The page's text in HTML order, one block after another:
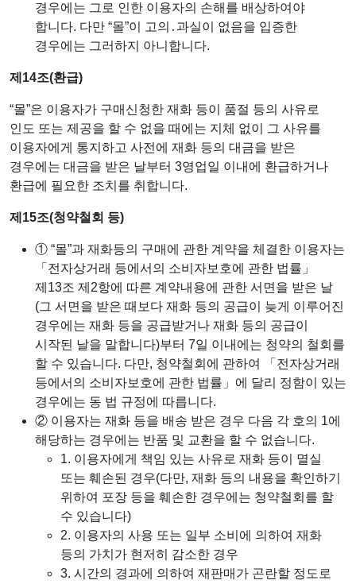
경우에는 그로 인한 이용자의 손해를 배상하여야
합니다. 다만 “몰”이 고의․과실이 없음을 입증한
경우에는 그러하지 아니합니다.
제14조(환급)
“몰”은 이용자가 구매신청한 재화 등이 품절 등의 사유로
인도 또는 제공을 할 수 없을 때에는 지체 없이 그 사유를
이용자에게 통지하고 사전에 재화 등의 대금을 받은
경우에는 대금을 받은 날부터 3영업일 이내에 환급하거나
환급에 필요한 조치를 취합니다.
제15조(청약철회 등)
① “몰”과 재화등의 구매에 관한 계약을 체결한 이용자는
「전자상거래 등에서의 소비자보호에 관한 법률」
제13조 제2항에 따른 계약내용에 관한 서면을 받은 날
(그 서면을 받은 때보다 재화 등의 공급이 늦게 이루어진
경우에는 재화 등을 공급받거나 재화 등의 공급이
시작된 날을 말합니다)부터 7일 이내에는 청약의 철회를
할 수 있습니다. 다만, 청약철회에 관하여 「전자상거래
등에서의 소비자보호에 관한 법률」에 달리 정함이 있는
경우에는 동 법 규정에 따릅니다.
② 이용자는 재화 등을 배송 받은 경우 다음 각 호의 1에
해당하는 경우에는 반품 및 교환을 할 수 없습니다.
1. 이용자에게 책임 있는 사유로 재화 등이 멸실
또는 훼손된 경우(다만, 재화 등의 내용을 확인하기
위하여 포장 등을 훼손한 경우에는 청약철회를 할
수 있습니다)
2. 이용자의 사용 또는 일부 소비에 의하여 재화
등의 가치가 현저히 감소한 경우
3. 시간의 경과에 의하여 재판매가 곤란할 정도로